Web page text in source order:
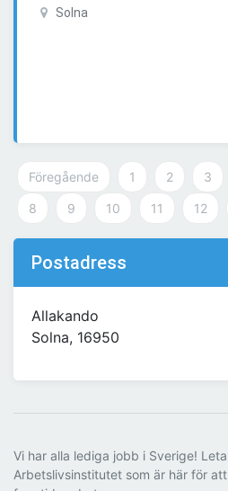
Solna
Föregående 1 2 3
8 9 10 11 12
Postadress
Allakando
Solna, 16950
Vi har alla lediga jobb i Sverige!
Arbetslivsinstitutet som är här för